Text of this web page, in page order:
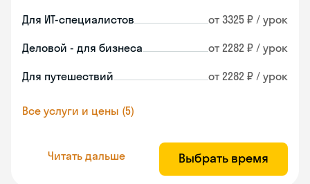
Для ИТ-специалистов от 3325 ₽ / урок
Деловой - для бизнеса от 2282 ₽ / урок
Для путешествий от 2282 ₽ / урок
Все услуги и цены (5)
Читать дальше Выбрать время